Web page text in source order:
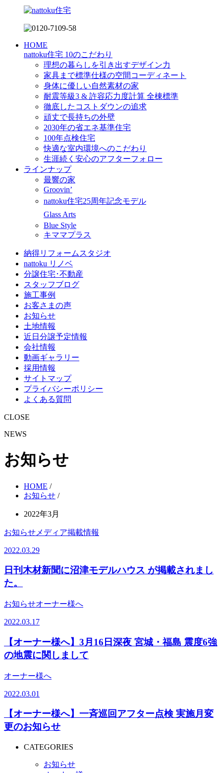
HOME
nattoku住宅 10のこだわり
理想の暮らしを引き出すデザイン力
家具まで標準仕様の空間コーディネート
身体に優しい自然素材の家
耐震等級3 & 許容応力度計算 全棟標準
徹底したコストダウンの追求
頑丈で長持ちの外壁
2030年の省エネ基準住宅
100年点検住宅
快適な室内環境へのこだわり
生涯続く安心のアフターフォロー
ラインナップ
最響の家
Groovin’
nattoku住宅25周年記念モデル
Glass Arts
Blue Style
キママプラス
納得リフォームスタジオ
nattoku リノベ
分譲住宅･不動産
スタッフブログ
施工事例
お客さまの声
お知らせ
土地情報
近日分譲予定情報
会社情報
動画ギャラリー
採用情報
サイトマップ
プライバシーポリシー
よくある質問
CLOSE
NEWS
お知らせ
HOME /
お知らせ /
2022年3月
お知らせ メディア掲載情報
2022.03.29
日刊木材新聞に沼津モデルハウス が掲載されまし
た。
お知らせオーナー様へ
2022.03.17
【オーナー様へ】3月16日深夜 宮城・福島 震度6強
の地震に関しまして
オーナー様へ
2022.03.01
【オーナー様へ】一斉巡回アフター点検 実施月変
更のお知らせ
CATEGORIES
お知らせ